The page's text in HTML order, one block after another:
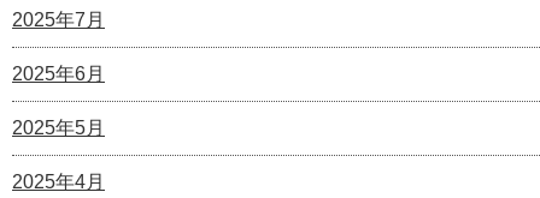
2025年7月
2025年6月
2025年5月
2025年4月